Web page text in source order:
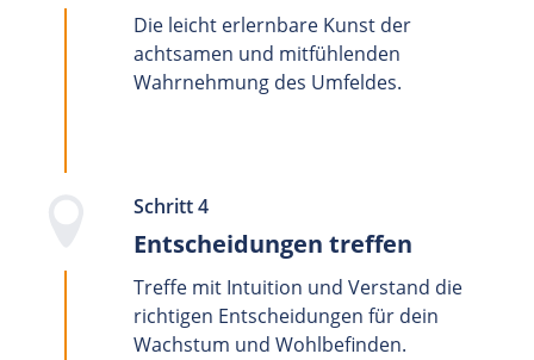
Die leicht erlernbare Kunst der
achtsamen und mitfühlenden
Wahrnehmung des Umfeldes.
Schritt 4
Entscheidungen treffen
Treffe mit Intuition und Verstand die
richtigen Entscheidungen für dein
Wachstum und Wohlbefinden.